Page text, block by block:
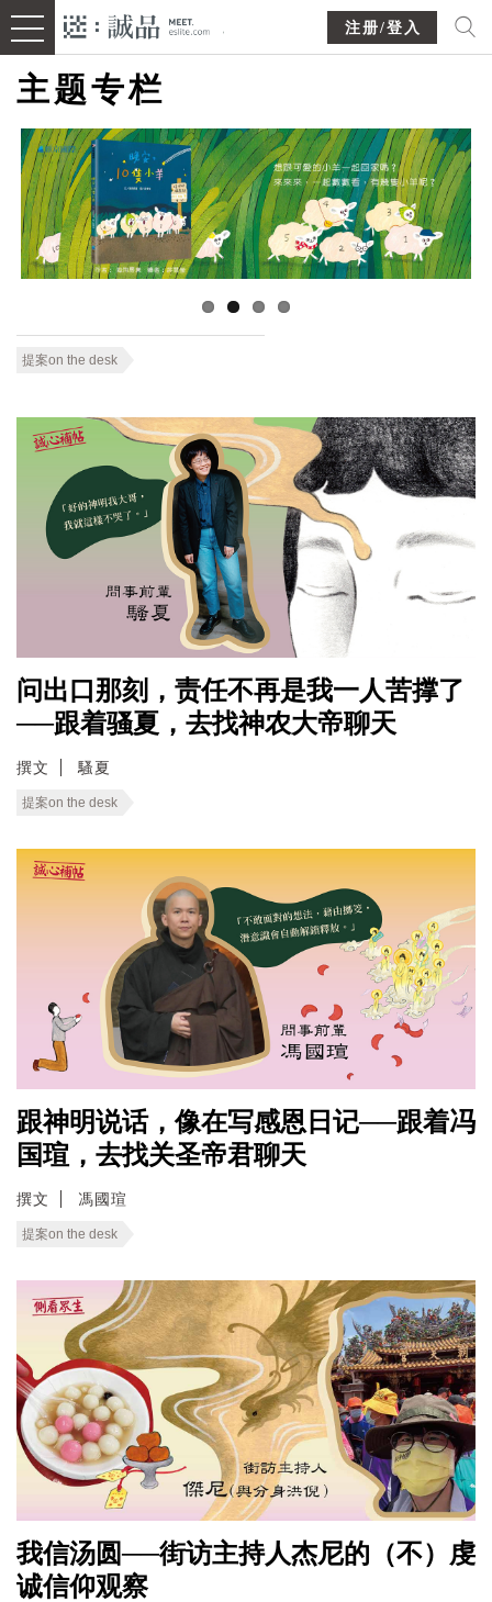
注册/登入
主题专栏
提案on the desk
问出口那刻，责任不再是我一人苦撑了
──跟着骚夏，去找神农大帝聊天
撰文 騷夏
提案on the desk
跟神明说话，像在写感恩日记──跟着冯
国瑄，去找关圣帝君聊天
撰文 馮國瑄
提案on the desk
我信汤圆──街访主持人杰尼的（不）虔
诚信仰观察